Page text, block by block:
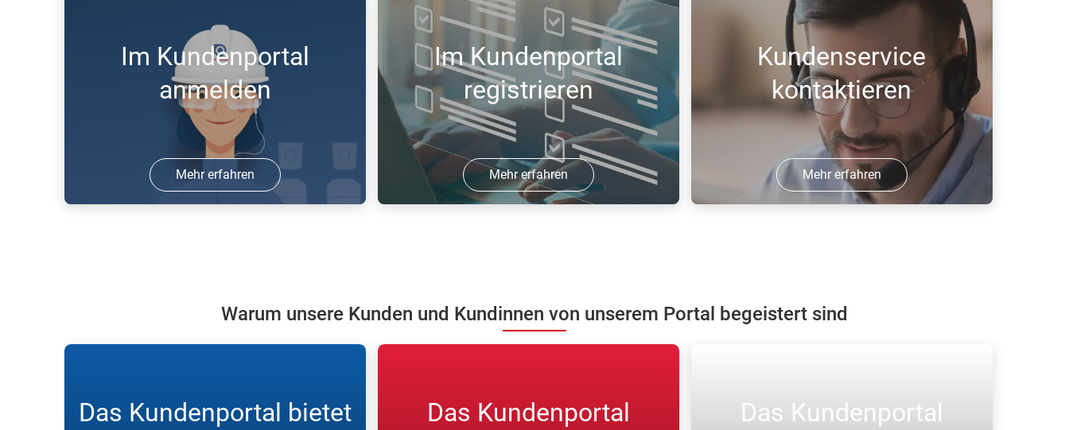
Im Kundenportal
anmelden
Mehr erfahren
Im Kundenportal
registrieren
Mehr erfahren
Kundenservice
kontaktieren
Mehr erfahren
Warum unsere Kunden und Kundinnen von unserem Portal begeistert sind
Das Kundenportal bietet
Das Kundenportal
Das Kundenportal